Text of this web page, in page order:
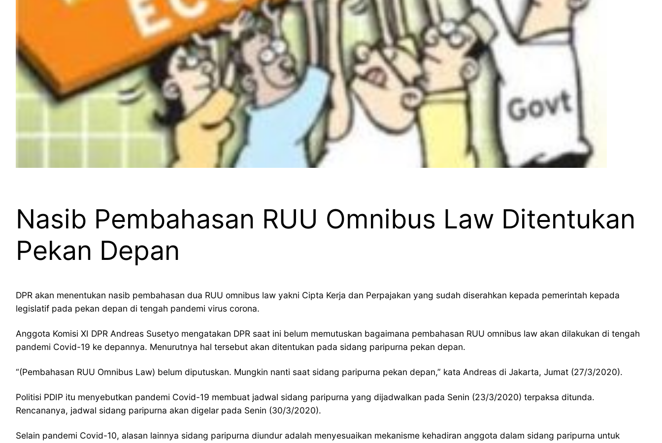
Nasib Pembahasan RUU Omnibus Law Ditentukan
Pekan Depan
DPR akan menentukan nasib pembahasan dua RUU omnibus law yakni Cipta Kerja dan Perpajakan yang sudah diserahkan kepada pemerintah kepada
legislatif pada pekan depan di tengah pandemi virus corona.
Anggota Komisi XI DPR Andreas Susetyo mengatakan DPR saat ini belum memutuskan bagaimana pembahasan RUU omnibus law akan dilakukan di tengah
pandemi Covid-19 ke depannya. Menurutnya hal tersebut akan ditentukan pada sidang paripurna pekan depan.
“(Pembahasan RUU Omnibus Law) belum diputuskan. Mungkin nanti saat sidang paripurna pekan depan,” kata Andreas di Jakarta, Jumat (27/3/2020).
Politisi PDIP itu menyebutkan pandemi Covid-19 membuat jadwal sidang paripurna yang dijadwalkan pada Senin (23/3/2020) terpaksa ditunda.
Rencananya, jadwal sidang paripurna akan digelar pada Senin (30/3/2020).
Selain pandemi Covid-10, alasan lainnya sidang paripurna diundur adalah menyesuaikan mekanisme kehadiran anggota dalam sidang paripurna untuk